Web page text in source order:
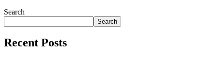
Search
Search
Recent Posts